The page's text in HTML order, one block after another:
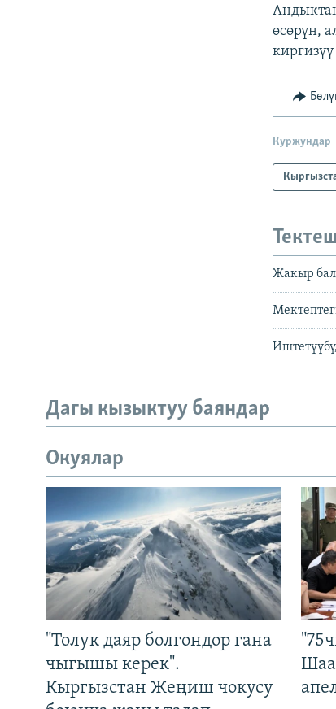
өсөрүн,
Куржундар
Тектеш
Жакыр
Дагы кызыктуу баяндар
Окуялар
"Толук даяр болгондор гана
чыгышы керек".
Кыргызстан Жеңиш чокусу